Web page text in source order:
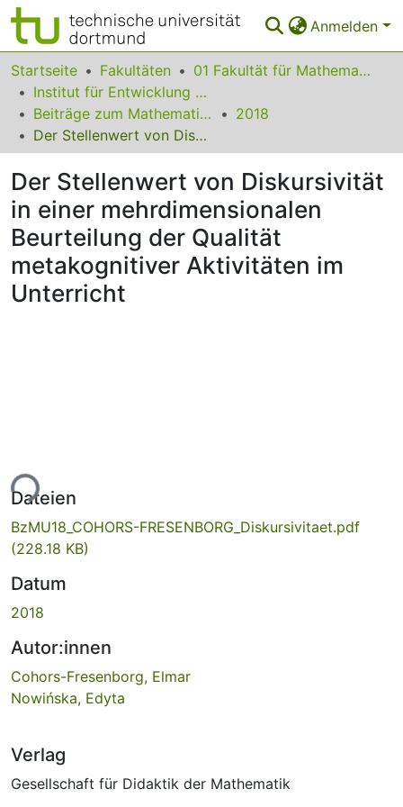
Anmelden
Bereiche & Sammlungen
Das gesamte Repositorium
Statistiken
FAQ
Leitlinien
Zurück zur Startseite
Startseite Fakultäten
01 Fakultät für Mathematik
Institut für Entwicklung und Erforschung des Mathematikunterrichts
Beiträge zum Mathematikunterricht
2018
Der Stellenwert von Diskursivität in einer mehrdimensionalen Beurteilung der Qualität metakognitiver Aktivitäten im Unterricht
Der Stellenwert von Diskursivität
in einer mehrdimensionalen
Beurteilung der Qualität
metakognitiver Aktivitäten im
Unterricht
Dateien
BzMU18_COHORS-FRESENBORG_Diskursivitaet.pdf
(228.18 KB)
Datum
2018
Autor:innen
Cohors-Fresenborg, Elmar
Nowińska, Edyta
Verlag
Gesellschaft für Didaktik der Mathematik